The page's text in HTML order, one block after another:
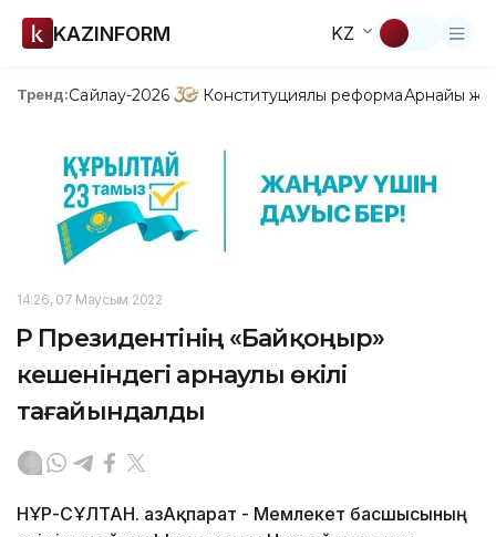
KAZINFORM KZ
Тренд:Сайлау-2026 Конституциялық реформаАрнайы
14:26, 07 Маусым 2022
ҚР Президентінің «Байқоңыр»
кешеніндегі арнаулы өкілі
тағайындалды
НҰР-СҰЛТАН. ҚазАқпарат - Мемлекет басшысының